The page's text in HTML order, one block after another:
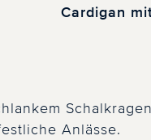
Cardigan
Anlässe.